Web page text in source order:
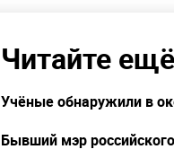
Читайте
Учёные обнаружили в
Бывший мэр